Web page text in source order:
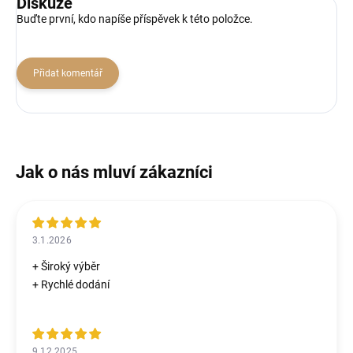
Buďte první, kdo napíše příspěvek k této položce.
Přidat komentář
3.1.2026
+ Široký výběr
+ Rychlé dodání